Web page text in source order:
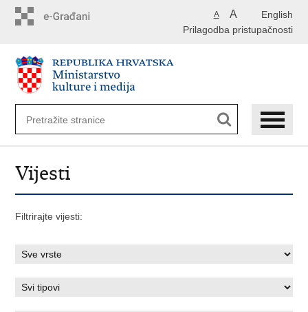
English
A A
Prilagodba pristupačnosti
Vijesti
Filtrirajte vijesti: